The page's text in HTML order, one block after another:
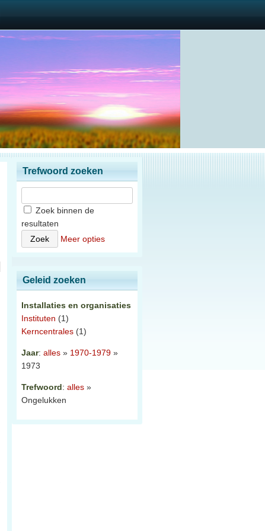
Trefwoord zoeken
Zoek binnen de
resultaten
Meer opties
Geleid zoeken
Installaties en organisaties
Instituten (1)
Kerncentrales (1)
Jaar: alles » 1970-1979 »
1973
Trefwoord: alles »
Ongelukken